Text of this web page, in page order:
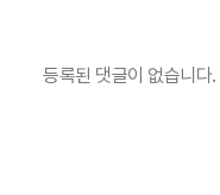
등록된 댓글이 없습니다.